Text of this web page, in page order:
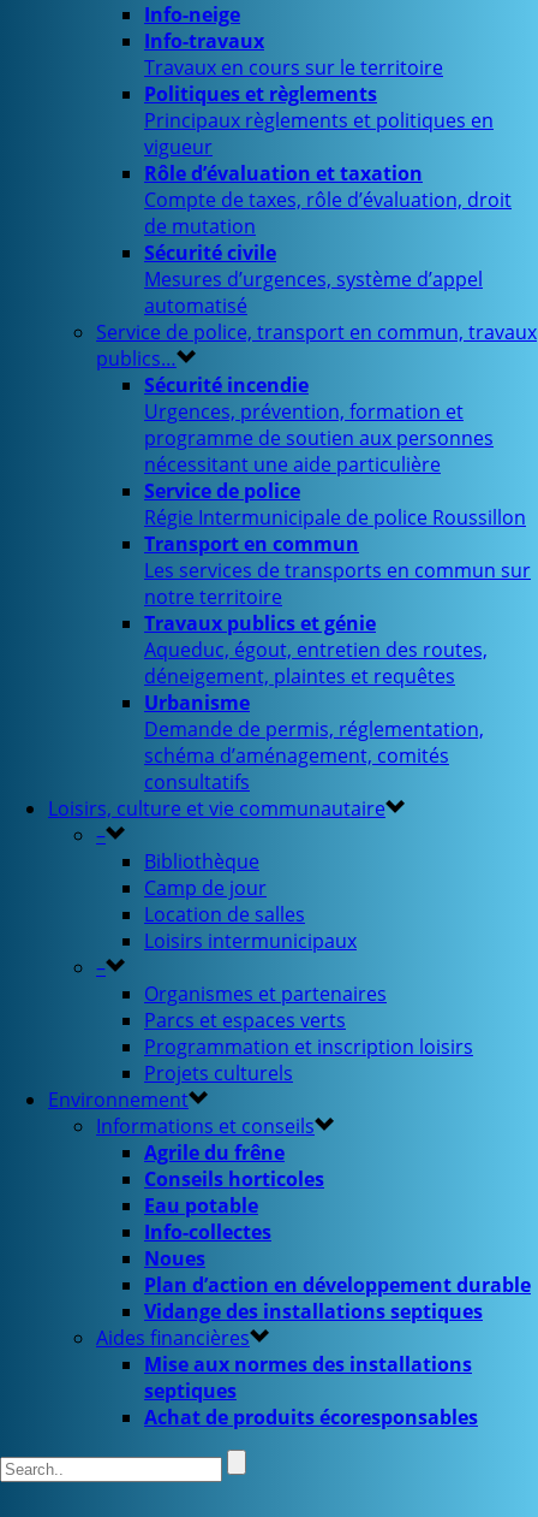
Info-neige
Info-travaux
Travaux en cours sur le territoire
Politiques et règlements
Principaux règlements et politiques en
vigueur
Rôle d’évaluation et taxation
Compte de taxes, rôle d’évaluation, droit
de mutation
Sécurité civile
Mesures d’urgences, système d’appel
automatisé
Service de police, transport en commun, travaux
publics…
Sécurité incendie
Urgences, prévention, formation et
programme de soutien aux personnes
nécessitant une aide particulière
Service de police
Régie Intermunicipale de police Roussillon
Transport en commun
Les services de transports en commun sur
notre territoire
Travaux publics et génie
Aqueduc, égout, entretien des routes,
déneigement, plaintes et requêtes
Urbanisme
Demande de permis, réglementation,
schéma d’aménagement, comités
consultatifs
Loisirs, culture et vie communautaire
–
Bibliothèque
Camp de jour
Location de salles
Loisirs intermunicipaux
–
Organismes et partenaires
Parcs et espaces verts
Programmation et inscription loisirs
Projets culturels
Environnement
Informations et conseils
Agrile du frêne
Conseils horticoles
Eau potable
Info-collectes
Noues
Plan d’action en développement durable
Vidange des installations septiques
Aides financières
Mise aux normes des installations
septiques
Achat de produits écoresponsables